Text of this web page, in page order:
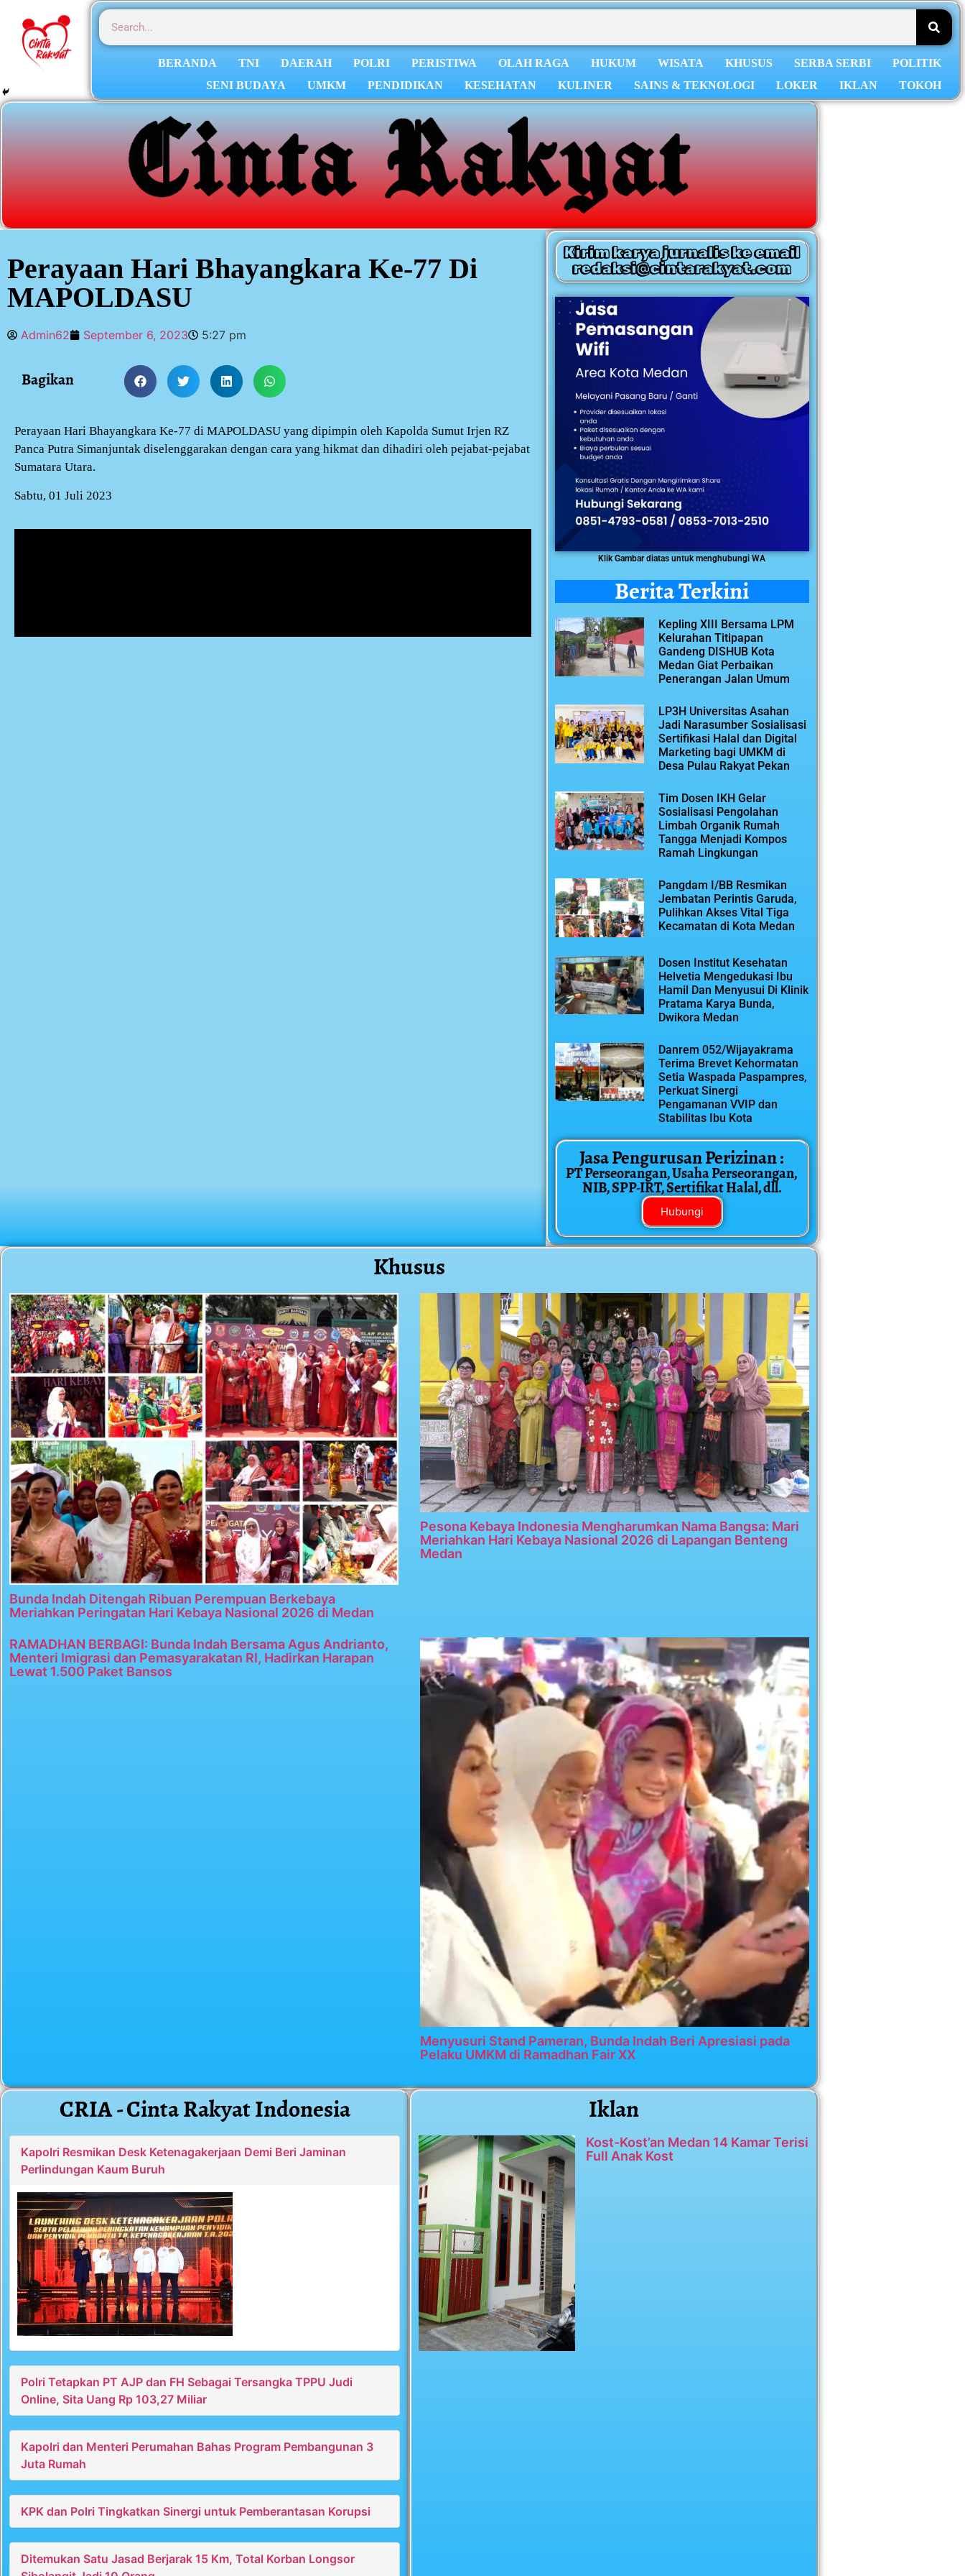
BERANDA TNI DAERAH POLRI PERISTIWA OLAH RAGA HUKUM WISATA KHUSUS SERBA SERBI
POLITIK
SENI BUDAYA
UMKM PENDIDIKAN KESEHATAN KULINER SAINS & TEKNOLOGI LOKER IKLAN TOKOH
Perayaan Hari Bhayangkara Ke-77 Di
MAPOLDASU
Admin62 September 6, 2023 5:27 pm
Bagikan
Perayaan Hari Bhayangkara Ke-77 di MAPOLDASU yang dipimpin oleh Kapolda Sumut Irjen RZ
Panca Putra Simanjuntak diselenggarakan dengan cara yang hikmat dan dihadiri oleh pejabat-pejabat
Sumatara Utara.
Sabtu, 01 Juli 2023
Kirim karya jurnalis ke email
redaksi@cintarakyat.com
Klik Gambar diatas untuk menghubungi WA
Berita Terkini
Kepling XIII Bersama LPM
Kelurahan Titipapan
Gandeng DISHUB Kota
Medan Giat Perbaikan
Penerangan Jalan Umum
LP3H Universitas Asahan
Jadi Narasumber Sosialisasi
Sertifikasi Halal dan Digital
Marketing bagi UMKM di
Desa Pulau Rakyat Pekan
Tim Dosen IKH Gelar
Sosialisasi Pengolahan
Limbah Organik Rumah
Tangga Menjadi Kompos
Ramah Lingkungan
Pangdam I/BB Resmikan
Jembatan Perintis Garuda,
Pulihkan Akses Vital Tiga
Kecamatan di Kota Medan
Dosen Institut Kesehatan
Helvetia Mengedukasi Ibu
Hamil Dan Menyusui Di Klinik
Pratama Karya Bunda,
Dwikora Medan
Danrem 052/Wijayakrama
Terima Brevet Kehormatan
Setia Waspada Paspampres,
Perkuat Sinergi
Pengamanan VVIP dan
Stabilitas Ibu Kota
Jasa Pengurusan Perizinan :
PT Perseorangan, Usaha Perseorangan,
NIB, SPP-IRT, Sertifikat Halal, dll.
Hubungi
Khusus
Bunda Indah Ditengah Ribuan Perempuan Berkebaya
Meriahkan Peringatan Hari Kebaya Nasional 2026 di Medan
Pesona Kebaya Indonesia Mengharumkan Nama Bangsa: Mari
Meriahkan Hari Kebaya Nasional 2026 di Lapangan Benteng
Medan
RAMADHAN BERBAGI: Bunda Indah Bersama Agus Andrianto,
Menteri Imigrasi dan Pemasyarakatan RI, Hadirkan Harapan
Lewat 1.500 Paket Bansos
Menyusuri Stand Pameran, Bunda Indah Beri Apresiasi pada
Pelaku UMKM di Ramadhan Fair XX
CRIA - Cinta Rakyat Indonesia
Kapolri Resmikan Desk Ketenagakerjaan Demi Beri Jaminan
Perlindungan Kaum Buruh
Polri Tetapkan PT AJP dan FH Sebagai Tersangka TPPU Judi
Online, Sita Uang Rp 103,27 Miliar
Kapolri dan Menteri Perumahan Bahas Program Pembangunan 3
Juta Rumah
KPK dan Polri Tingkatkan Sinergi untuk Pemberantasan Korupsi
Ditemukan Satu Jasad Berjarak 15 Km, Total Korban Longsor
Iklan
Kost-Kost’an Medan 14 Kamar Terisi
Full Anak Kost